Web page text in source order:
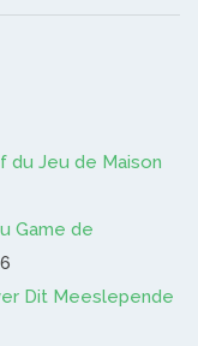
du Jeu de Maison
Game de
Dit Meeslepende